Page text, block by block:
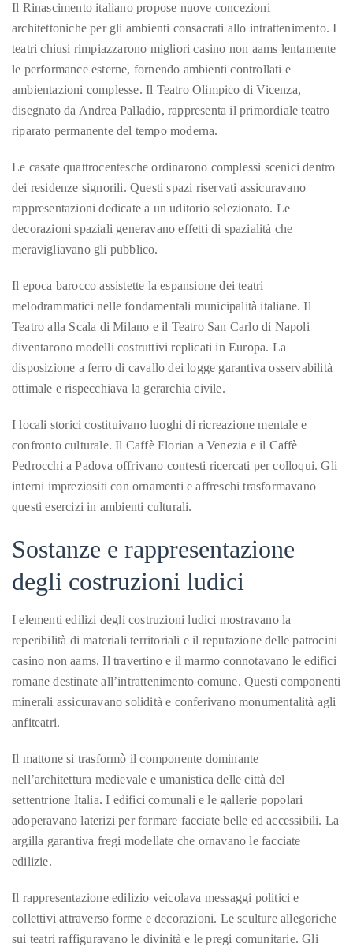
or
working
with
Duane,
please
e-
mail
enquiries
the
appropriate
and
someone
from
our
team
will
up
with
you.
General
sponsorship@theduanewells.com
Concierge:
concierge@theduanewells.com
Appearances:
booking@theduanewells.com
Follow
on
Instagram
Il Rinascimento italiano propose nuove concezioni
architettoniche per gli ambienti consacrati allo intrattenimento. I
teatri chiusi rimpiazzarono migliori casino non aams lentamente
le performance esterne, fornendo ambienti controllati e
ambientazioni complesse. Il Teatro Olimpico di Vicenza,
disegnato da Andrea Palladio, rappresenta il primordiale teatro
riparato permanente del tempo moderna.
Le casate quattrocentesche ordinarono complessi scenici dentro
dei residenze signorili. Questi spazi riservati assicuravano
rappresentazioni dedicate a un uditorio selezionato. Le
decorazioni spaziali generavano effetti di spazialità che
meravigliavano gli pubblico.
Il epoca barocco assistette la espansione dei teatri
melodrammatici nelle fondamentali municipalità italiane. Il
Teatro alla Scala di Milano e il Teatro San Carlo di Napoli
diventarono modelli costruttivi replicati in Europa. La
disposizione a ferro di cavallo dei logge garantiva osservabilità
ottimale e rispecchiava la gerarchia civile.
I locali storici costituivano luoghi di ricreazione mentale e
confronto culturale. Il Caffè Florian a Venezia e il Caffè
Pedrocchi a Padova offrivano contesti ricercati per colloqui. Gli
interni impreziositi con ornamenti e affreschi trasformavano
questi esercizi in ambienti culturali.
Sostanze e rappresentazione
degli costruzioni ludici
I elementi edilizi degli costruzioni ludici mostravano la
reperibilità di materiali territoriali e il reputazione delle patrocini
casino non aams. Il travertino e il marmo connotavano le edifici
romane destinate all’intrattenimento comune. Questi componenti
minerali assicuravano solidità e conferivano monumentalità agli
anfiteatri.
Il mattone si trasformò il componente dominante
nell’architettura medievale e umanistica delle città del
settentrione Italia. I edifici comunali e le gallerie popolari
adoperavano laterizi per formare facciate belle ed accessibili. La
argilla garantiva fregi modellate che ornavano le facciate
edilizie.
Il rappresentazione edilizio veicolava messaggi politici e
collettivi attraverso forme e decorazioni. Le sculture allegoriche
sui teatri raffiguravano le divinità e le pregi comunitarie. Gli